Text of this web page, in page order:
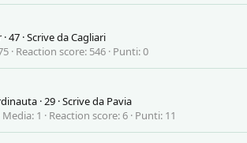
·47 ·Scrive daCagliari
Reaction score 546 Punti 0
·29 ·Scrive da Pavia
Media 1 Reaction score 6 Punti 11